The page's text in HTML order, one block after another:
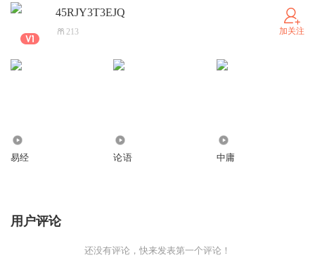
45RJY3T3EJQ
213 加关注
易经 论语 中庸
用户评论
还没有评论，快来发表第一个评论！